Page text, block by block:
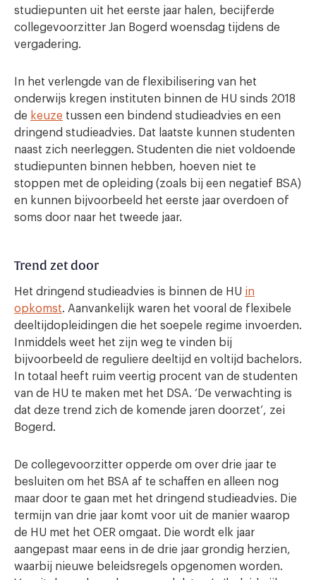
studiepunten uit het eerste jaar halen, becijferde
collegevoorzitter Jan Bogerd woensdag tijdens de
vergadering.
In het verlengde van de flexibilisering van het
onderwijs kregen instituten binnen de HU sinds 2018
de keuze tussen een bindend studieadvies en een
dringend studieadvies. Dat laatste kunnen studenten
naast zich neerleggen. Studenten die niet voldoende
studiepunten binnen hebben, hoeven niet te
stoppen met de opleiding (zoals bij een negatief BSA)
en kunnen bijvoorbeeld het eerste jaar overdoen of
soms door naar het tweede jaar.
Trend zet door
Het dringend studieadvies is binnen de HU in
opkomst. Aanvankelijk waren het vooral de flexibele
deeltijdopleidingen die het soepele regime invoerden.
Inmiddels weet het zijn weg te vinden bij
bijvoorbeeld de reguliere deeltijd en voltijd bachelors.
In totaal heeft ruim veertig procent van de studenten
van de HU te maken met het DSA. ‘De verwachting is
dat deze trend zich de komende jaren doorzet’, zei
Bogerd.
De collegevoorzitter opperde om over drie jaar te
besluiten om het BSA af te schaffen en alleen nog
maar door te gaan met het dringend studieadvies. Die
termijn van drie jaar komt voor uit de manier waarop
de HU met het OER omgaat. Die wordt elk jaar
aangepast maar eens in de drie jaar grondig herzien,
waarbij nieuwe beleidsregels opgenomen worden.